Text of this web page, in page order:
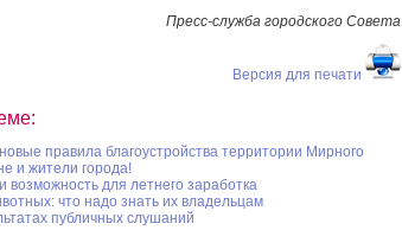
Пресс-служба городского Совета
Версия для печати
правила благоустройства территории Мирного
и жители города!
возможность для летнего заработка
что надо знать их владельцам
публичных слушаний